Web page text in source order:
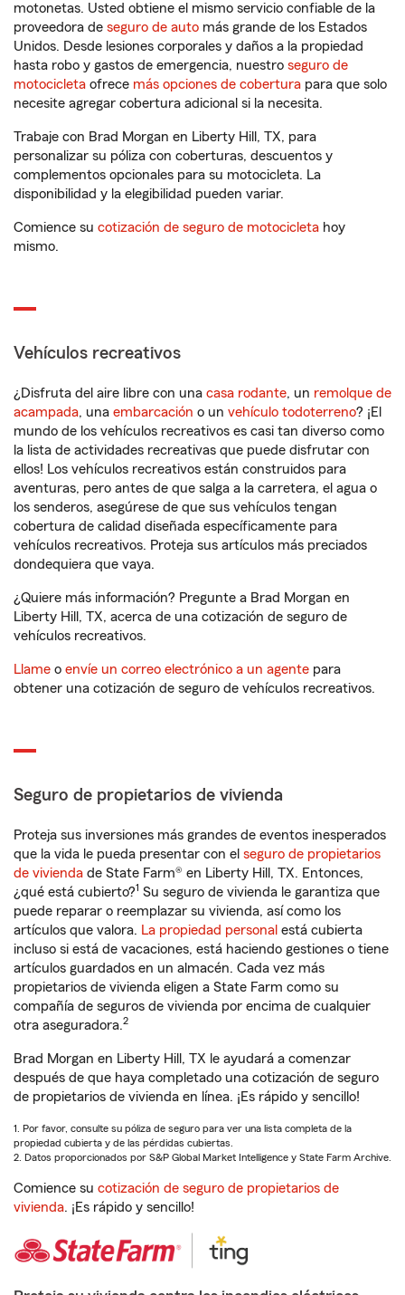
motonetas. Usted obtiene el mismo servicio confiable de la
proveedora de seguro de auto más grande de los Estados
Unidos. Desde lesiones corporales y daños a la propiedad
hasta robo y gastos de emergencia, nuestro seguro de
motocicleta ofrece más opciones de cobertura para que solo
necesite agregar cobertura adicional si la necesita.
Trabaje con Brad Morgan en Liberty Hill, TX, para
personalizar su póliza con coberturas, descuentos y
complementos opcionales para su motocicleta. La
disponibilidad y la elegibilidad pueden variar.
Comience su cotización de seguro de motocicleta hoy
mismo.
Vehículos recreativos
¿Disfruta del aire libre con una casa rodante, un remolque de
acampada, una embarcación o un vehículo todoterreno? ¡El
mundo de los vehículos recreativos es casi tan diverso como
la lista de actividades recreativas que puede disfrutar con
ellos! Los vehículos recreativos están construidos para
aventuras, pero antes de que salga a la carretera, el agua o
los senderos, asegúrese de que sus vehículos tengan
cobertura de calidad diseñada específicamente para
vehículos recreativos. Proteja sus artículos más preciados
dondequiera que vaya.
¿Quiere más información? Pregunte a Brad Morgan en
Liberty Hill, TX, acerca de una cotización de seguro de
vehículos recreativos.
Llame o envíe un correo electrónico a un agente para
obtener una cotización de seguro de vehículos recreativos.
Seguro de propietarios de vivienda
Proteja sus inversiones más grandes de eventos inesperados
que la vida le pueda presentar con el seguro de propietarios
de vivienda de State Farm® en Liberty Hill, TX. Entonces,
¿qué está cubierto?1 Su seguro de vivienda le garantiza que
puede reparar o reemplazar su vivienda, así como los
artículos que valora. La propiedad personal está cubierta
incluso si está de vacaciones, está haciendo gestiones o tiene
artículos guardados en un almacén. Cada vez más
propietarios de vivienda eligen a State Farm como su
compañía de seguros de vivienda por encima de cualquier
otra aseguradora.2
Brad Morgan en Liberty Hill, TX le ayudará a comenzar
después de que haya completado una cotización de seguro
de propietarios de vivienda en línea. ¡Es rápido y sencillo!
1. Por favor, consulte su póliza de seguro para ver una lista completa de la
propiedad cubierta y de las pérdidas cubiertas.
2. Datos proporcionados por S&P Global Market Intelligence y State Farm Archive.
Comience su cotización de seguro de propietarios de
vivienda. ¡Es rápido y sencillo!